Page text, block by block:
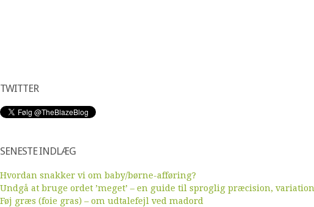
TWITTER
SENESTE INDLÆG
Hvordan snakker vi om baby/børne-afføring?
Undgå at bruge ordet ’meget’ – en guide til sproglig præcision,
Føj græs (foie gras) – om udtalefejl ved madord